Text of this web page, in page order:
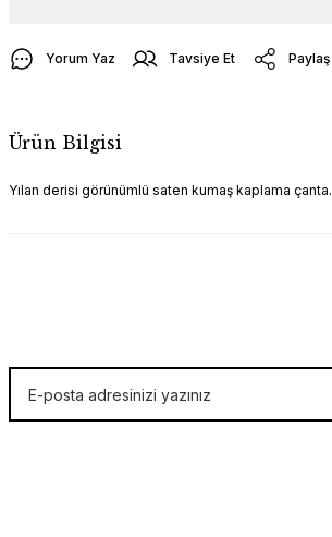
Yorum Yaz Tavsiye Et Paylaş
Ürün Bilgisi
Yılan derisi görünümlü saten kumaş kaplama çanta.